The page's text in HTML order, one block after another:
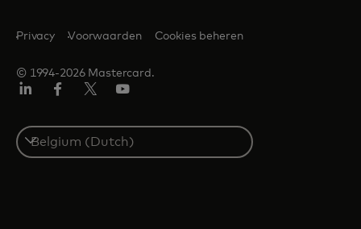
© 1994-2026 Mastercard.
Privacy Voorwaarden Cookies beheren
Select
a
country